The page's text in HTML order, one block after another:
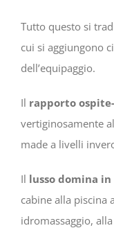
Tutto questo si
cui si aggiungono
dell’equipaggio.
Il rapporto
vertiginosamente
made a livelli
Il lusso domina
cabine alla piscina
idromassaggio,